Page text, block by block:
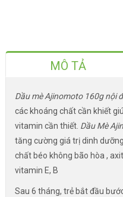
MÔ TẢ
Dầu mè Ajinomoto 160g nội
các khoáng chất cần khiết
vitamin cần thiết. Dầu Mè
tăng cường giá trị dinh
chất béo không bão hòa ,
vitamin E, B
Sau 6 tháng, trẻ bắt đầu